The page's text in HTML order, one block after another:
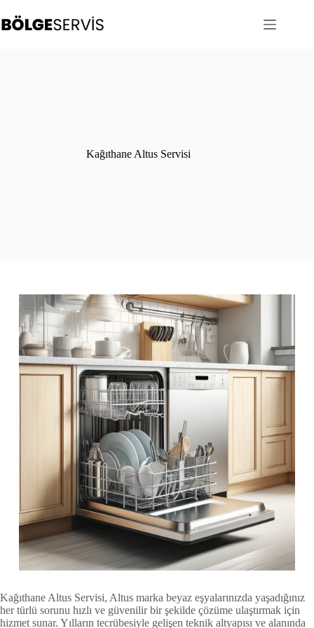
to
content
Kağıthane Altus Servisi
Kağıthane Altus Servisi, Altus marka beyaz eşyalarınızda yaşadığınız
her türlü sorunu hızlı ve güvenilir bir şekilde çözüme ulaştırmak için
hizmet sunar. Yılların tecrübesiyle gelişen teknik altyapısı ve alanında